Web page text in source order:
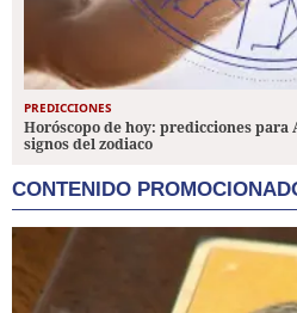
PREDICCIONES
Horóscopo de hoy: predicciones para
signos del zodiaco
CONTENIDO